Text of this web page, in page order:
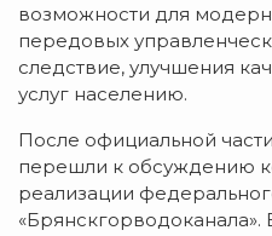
возможности для
передовых
следствие, улучшения
услуг населению.
После официальной
перешли к обсуждению
реализации